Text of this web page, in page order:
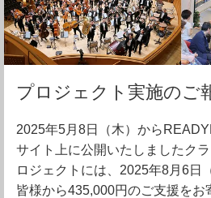
プロジェクト実施のご
2025年5月8日（木）から
サイト上に公開いたしましたク
ロジェクトには、2025年8月6日
皆様から435,000円のご支援をお